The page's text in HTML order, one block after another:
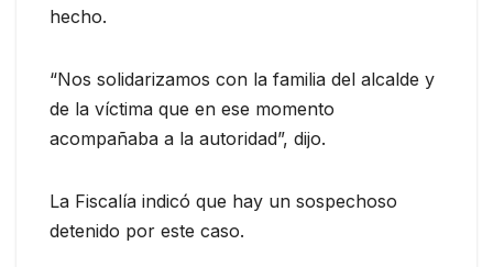
hecho.
“Nos solidarizamos con la familia del alcalde y
de la víctima que en ese momento
acompañaba a la autoridad”, dijo.
La Fiscalía indicó que hay un sospechoso
detenido por este caso.